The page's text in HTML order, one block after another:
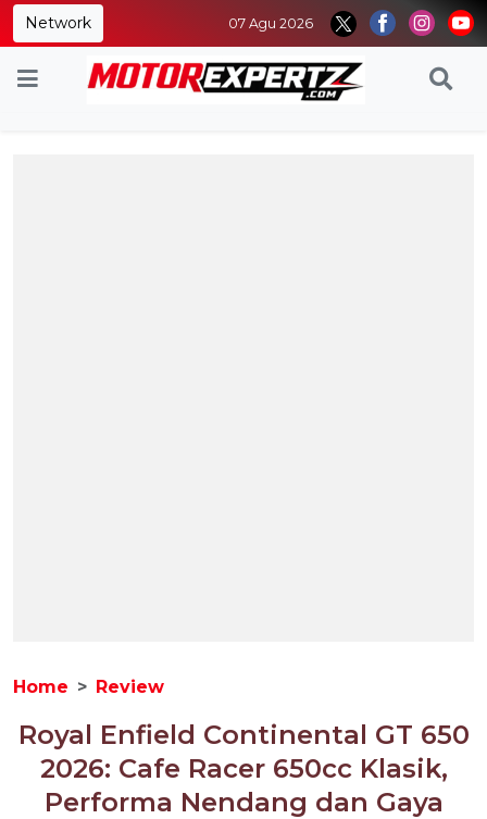
Network 07 Agu 2026
Home Review
Royal Enfield Continental GT 650
2026: Cafe Racer 650cc Klasik,
Performa Nendang dan Gaya